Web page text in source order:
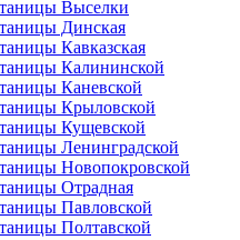
Выселки
Динская
Кавказская
Калининской
Каневской
Крыловской
Кущевской
Ленинградской
Новопокровской
Отрадная
Павловской
Полтавской